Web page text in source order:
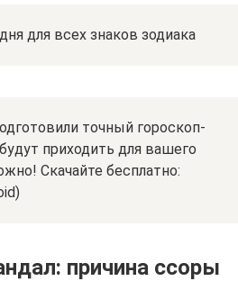
для всех знаков зодиака
точный гороскоп-
приходить для вашего
Скачайте бесплатно:
причина ссоры